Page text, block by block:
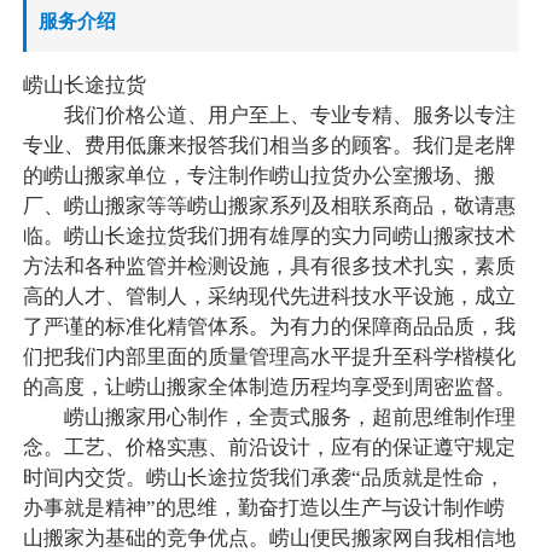
服务介绍
崂山长途拉货
我们价格公道、用户至上、专业专精、服务以专注
专业、费用低廉来报答我们相当多的顾客。我们是老牌
的崂山搬家单位，专注制作崂山拉货办公室搬场、搬
厂、崂山搬家等等崂山搬家系列及相联系商品，敬请惠
临。崂山长途拉货我们拥有雄厚的实力同崂山搬家技术
方法和各种监管并检测设施，具有很多技术扎实，素质
高的人才、管制人，采纳现代先进科技水平设施，成立
了严谨的标准化精管体系。为有力的保障商品品质，我
们把我们内部里面的质量管理高水平提升至科学楷模化
的高度，让崂山搬家全体制造历程均享受到周密监督。
崂山搬家用心制作，全责式服务，超前思维制作理
念。工艺、价格实惠、前沿设计，应有的保证遵守规定
时间内交货。崂山长途拉货我们承袭“品质就是性命，
办事就是精神”的思维，勤奋打造以生产与设计制作崂
山搬家为基础的竞争优点。崂山便民搬家网自我相信地